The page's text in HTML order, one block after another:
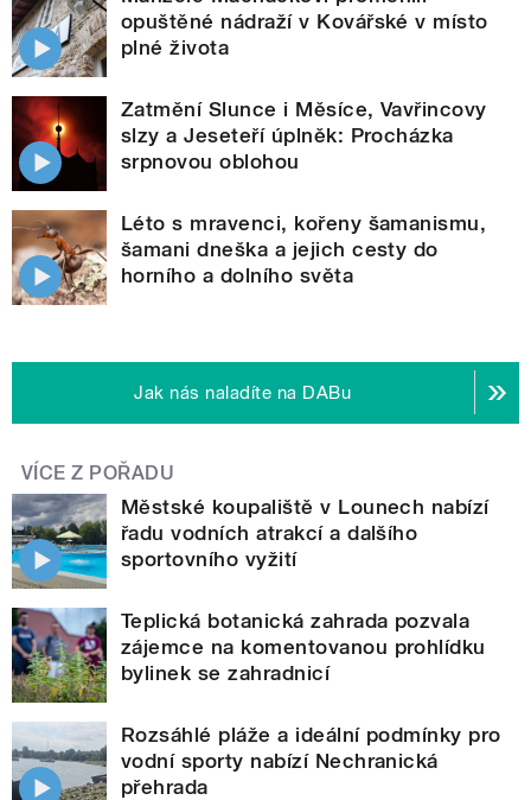
opuštěné nádraží v Kovářské v místo
plné života
Zatmění Slunce i Měsíce, Vavřincovy
slzy a Jeseteří úplněk: Procházka
srpnovou oblohou
Léto s mravenci, kořeny šamanismu,
šamani dneška a jejich cesty do
horního a dolního světa
Jak nás naladíte na DABu
VÍCE Z POŘADU
Městské koupaliště v Lounech nabízí
řadu vodních atrakcí a dalšího
sportovního vyžití
Teplická botanická zahrada pozvala
zájemce na komentovanou prohlídku
bylinek se zahradnicí
Rozsáhlé pláže a ideální podmínky pro
vodní sporty nabízí Nechranická
přehrada